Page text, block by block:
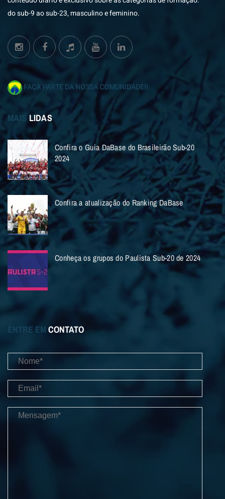
do sub-9 ao sub-23, masculino e feminino.
FAÇA PARTE DA NOSSA COMUNIDADE!!
MAIS LIDAS
Confira o Guia DaBase do Brasileirão Sub-20
2024
Confira a atualização do Ranking DaBase
Conheça os grupos do Paulista Sub-20 de 2024
ENTRE EM CONTATO